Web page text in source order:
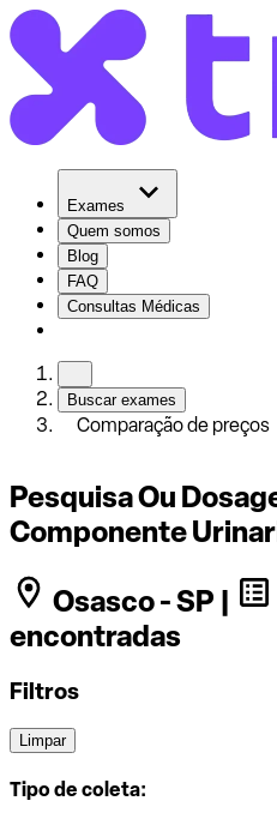
Exames
Quem somos
Blog
FAQ
Consultas Médicas
Buscar exames
Comparação de preços
Pesquisa Ou
Componente
Osasco - SP |
encontradas
Filtros
Limpar
Tipo de coleta: